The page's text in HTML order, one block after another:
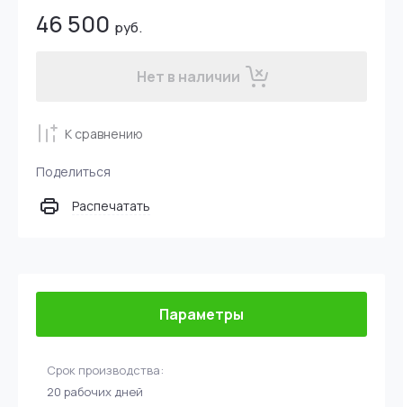
46 500 руб.
Нет в наличии
К сравнению
Поделиться
Распечатать
Параметры
Срок производства:
20 рабочих дней